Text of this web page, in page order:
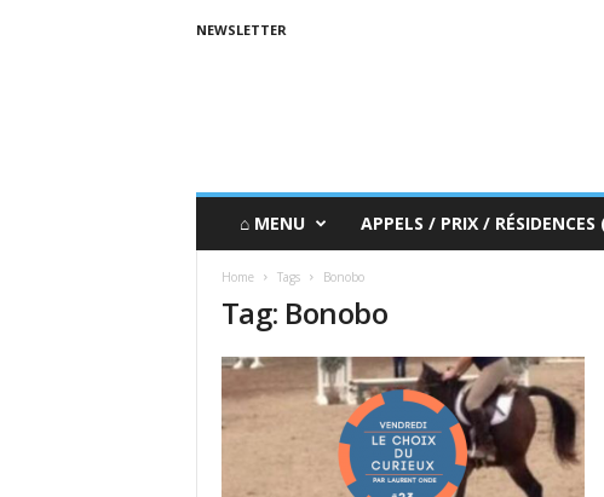
NEWSLETTER
⌂ MENU APPELS / PRIX /
Home Tags Bonobo
Tag: Bonobo